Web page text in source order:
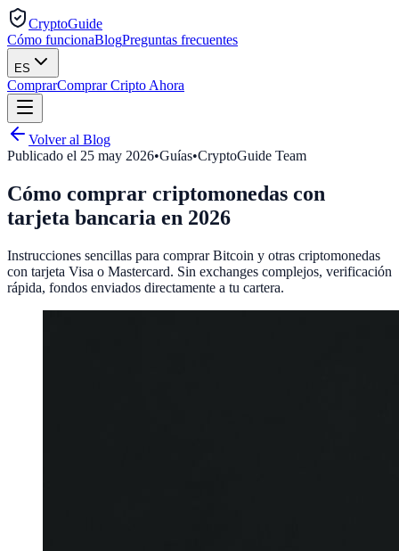
CryptoGuide
Cómo funcionaBlogPreguntas frecuentes
ES
ComprarComprar Cripto Ahora
Volver al Blog
Publicado el 25 may 2026•Guías•CryptoGuide Team
Cómo comprar criptomonedas con
tarjeta bancaria en 2026
Instrucciones sencillas para comprar Bitcoin y otras criptomonedas
con tarjeta Visa o Mastercard. Sin exchanges complejos, verificación
rápida, fondos enviados directamente a tu cartera.